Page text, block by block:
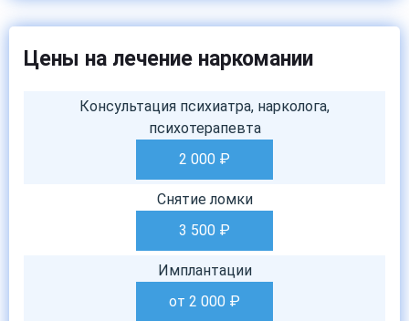
Цены на лечение наркомании
Консультация психиатра, нарколога,
психотерапевта
2 000 ₽
Снятие ломки
3 500 ₽
Имплантации
от 2 000 ₽